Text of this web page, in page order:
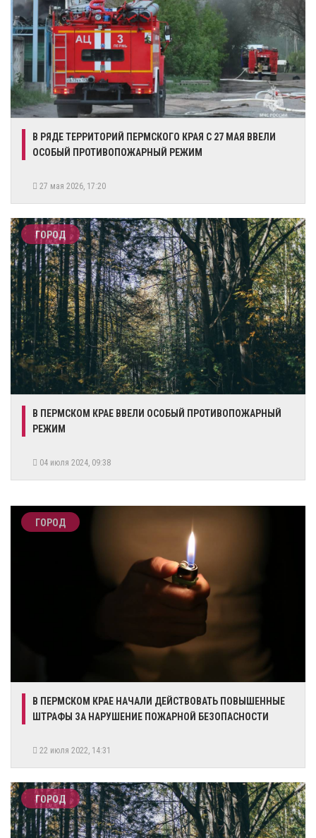
В РЯДЕ ТЕРРИТОРИЙ ПЕРМСКОГО КРАЯ С 27 МАЯ ВВЕЛИ
ОСОБЫЙ ПРОТИВОПОЖАРНЫЙ РЕЖИМ
27 мая 2026, 17:20
ГОРОД
​В ПЕРМСКОМ КРАЕ ВВЕЛИ ОСОБЫЙ ПРОТИВОПОЖАРНЫЙ
РЕЖИМ
04 июля 2024, 09:38
ГОРОД
​В ПЕРМСКОМ КРАЕ НАЧАЛИ ДЕЙСТВОВАТЬ ПОВЫШЕННЫЕ
ШТРАФЫ ЗА НАРУШЕНИЕ ПОЖАРНОЙ БЕЗОПАСНОСТИ
22 июля 2022, 14:31
ГОРОД